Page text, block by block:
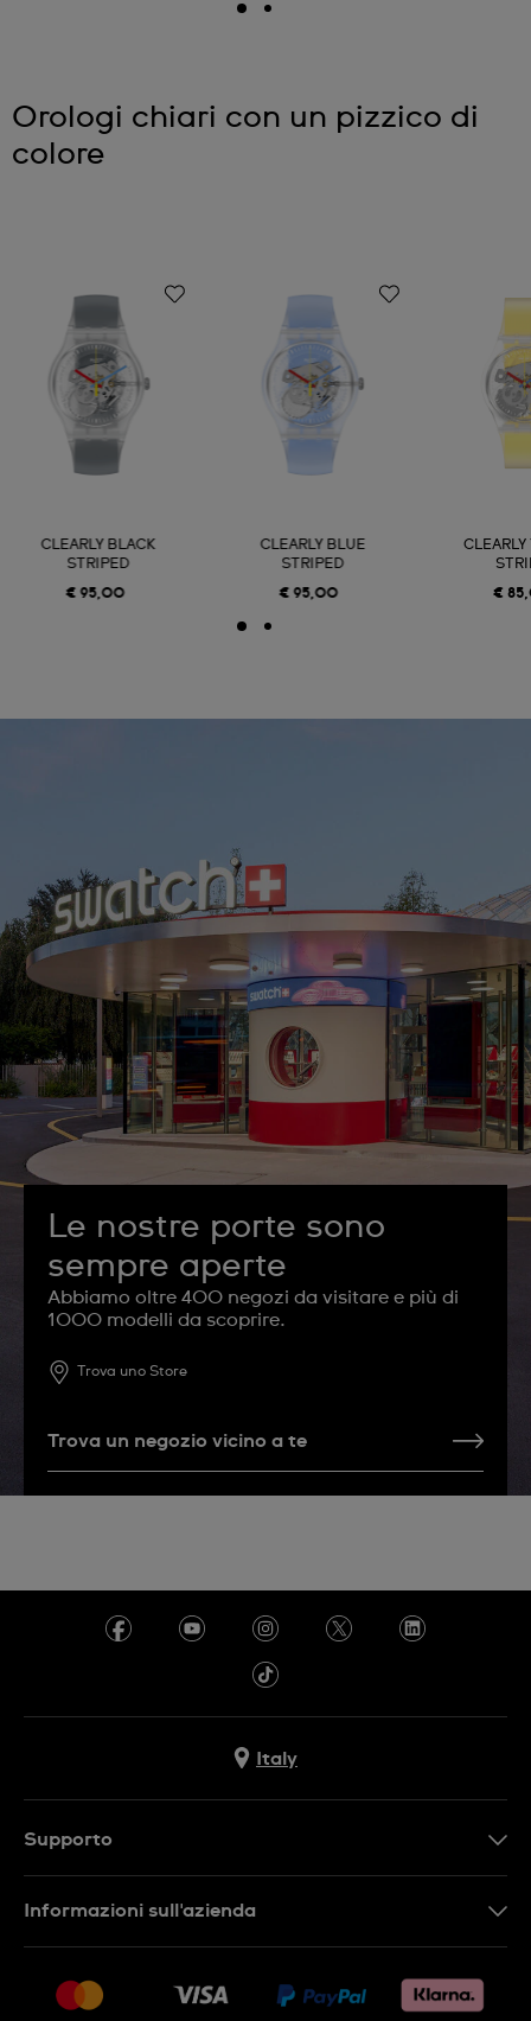
Orologi chiari con un pizzico di
colore
CLEARLY BLACK
STRIPED
€ 95,00
CLEARLY BLUE
STRIPED
€ 95,00 €
Le nostre porte sono
sempre aperte
Abbiamo oltre 400 negozi da visitare e più di
1000 modelli da scoprire.
Trova uno Store
Trova un negozio vicino a te
Italy
Supporto
Restituzione
Informazioni sull'azienda
Lavora con noi